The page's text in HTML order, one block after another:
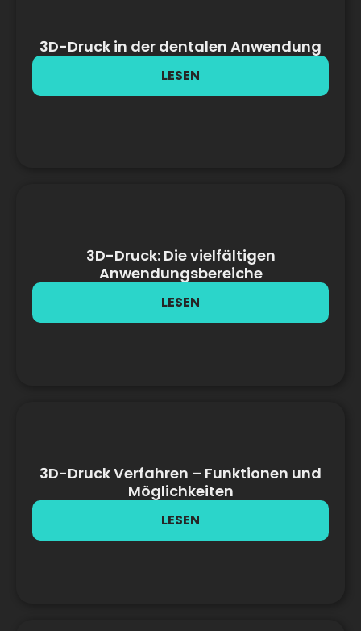
3D-Druck in der dentalen Anwendung
LESEN
3D-Druck: Die vielfältigen
Anwendungsbereiche
LESEN
3D-Druck Verfahren – Funktionen und
Möglichkeiten
LESEN